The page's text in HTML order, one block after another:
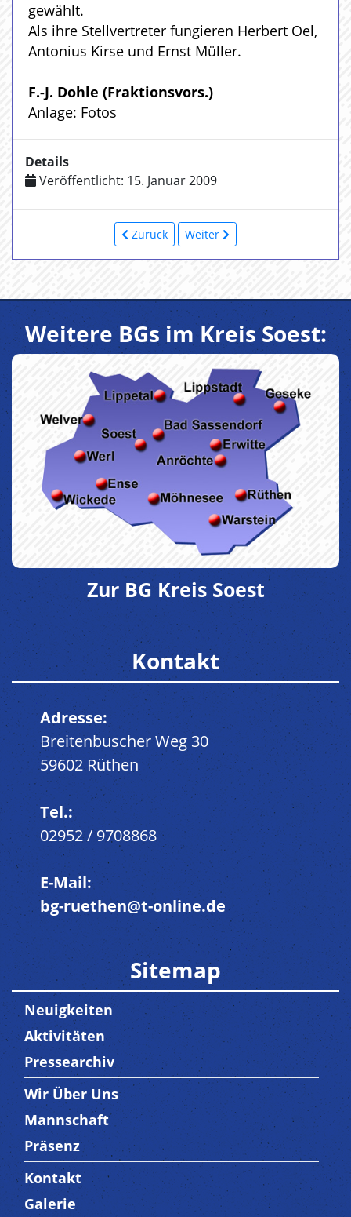
gewählt.
Als ihre Stellvertreter fungieren Herbert Oel,
Antonius Kirse und Ernst Müller.
F.-J. Dohle (Fraktionsvors.)
Anlage: Fotos
Details
Veröffentlicht: 15. Januar 2009
Zurück Weiter
Weitere BGs im Kreis Soest:
Zur BG Kreis Soest
Kontakt
Adresse:
Breitenbuscher Weg 30
59602 Rüthen
Tel.:
02952 / 9708868
E-Mail:
bg-ruethen@t-online.de
Sitemap
Neuigkeiten
Aktivitäten
Pressearchiv
Trenner3
Wir Über Uns
Mannschaft
Präsenz
Trenner4
Kontakt
Galerie